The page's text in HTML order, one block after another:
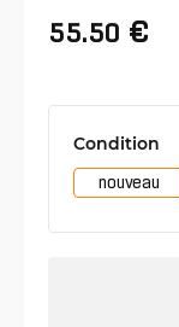
55.50 €
Condition
nouveau